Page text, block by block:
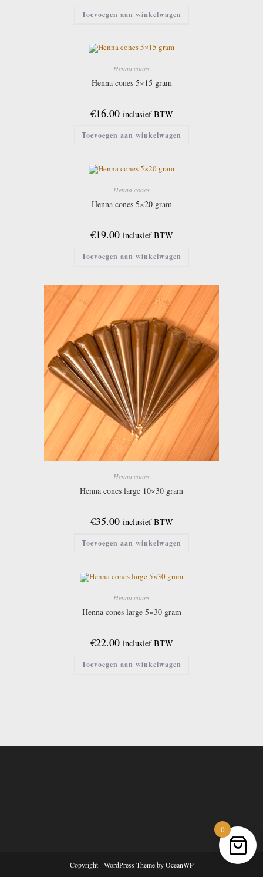
Toevoegen aan winkelwagen
Henna cones
Henna cones 5×15 gram
€16.00 inclusief BTW
Toevoegen aan winkelwagen
Henna cones
Henna cones 5×20 gram
€19.00 inclusief BTW
Toevoegen aan winkelwagen
Henna cones
Henna cones large 10×30 gram
€35.00 inclusief BTW
Toevoegen aan winkelwagen
Henna cones
Henna cones large 5×30 gram
€22.00 inclusief BTW
Toevoegen aan winkelwagen
Copyright - WordPress Theme by OceanWP
0